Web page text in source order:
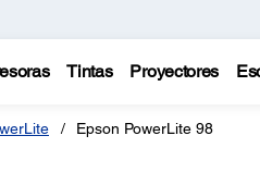
Tintas Proyectores
Epson PowerLite 98